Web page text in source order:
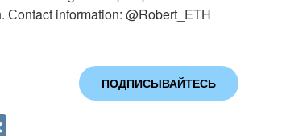
Сontact information: @Robert_ETH
ПОДПИСЫВАЙТЕСЬ